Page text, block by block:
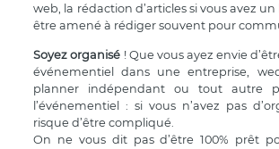
web, la rédaction d’articles si vous avez un
être amené à rédiger souvent pour
Soyez organisé ! Que vous ayez envie
événementiel dans une entreprise,
planner indépendant ou tout autre
l’événementiel : si vous n’avez pas
risque d’être compliqué.
On ne vous dit pas d’être 100% prêt